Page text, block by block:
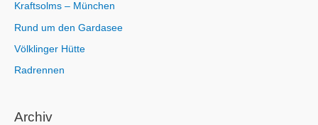
Kraftsolms – München
Rund um den Gardasee
Völklinger Hütte
Radrennen
Archiv